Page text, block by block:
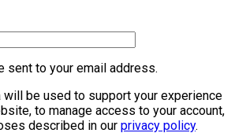
sent to your email address.
will be used to support your experience
to manage access to your account,
described in our privacy policy.